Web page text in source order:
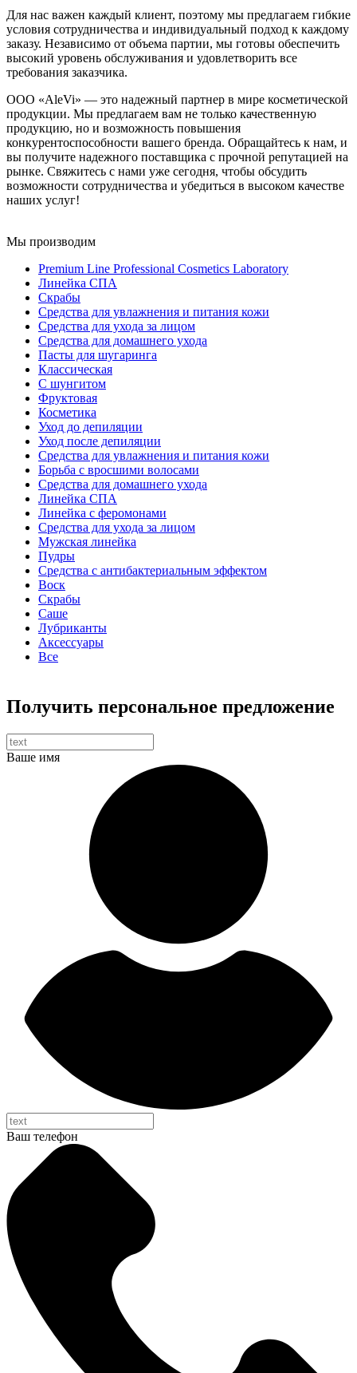
Для нас важен каждый клиент, поэтому мы предлагаем гибкие
условия сотрудничества и индивидуальный подход к каждому
заказу. Независимо от объема партии, мы готовы обеспечить
высокий уровень обслуживания и удовлетворить все
требования заказчика.
ООО «AleVi» — это надежный партнер в мире косметической
продукции. Мы предлагаем вам не только качественную
продукцию, но и возможность повышения
конкурентоспособности вашего бренда. Обращайтесь к нам, и
вы получите надежного поставщика с прочной репутацией на
рынке. Свяжитесь с нами уже сегодня, чтобы обсудить
возможности сотрудничества и убедиться в высоком качестве
наших услуг!
Мы производим
Premium Line Professional Cosmetics Laboratory
Линейка СПА
Скрабы
Средства для увлажнения и питания кожи
Средства для ухода за лицом
Средства для домашнего ухода
Пасты для шугаринга
Классическая
С шунгитом
Фруктовая
Косметика
Уход до депиляции
Уход после депиляции
Средства для увлажнения и питания кожи
Борьба с вросшими волосами
Средства для домашнего ухода
Линейка СПА
Линейка с феромонами
Средства для ухода за лицом
Мужская линейка
Пудры
Средства с антибактериальным эффектом
Воск
Скрабы
Саше
Лубриканты
Аксессуары
Все
Получить персональное предложение
Ваше имя
Ваш телефон